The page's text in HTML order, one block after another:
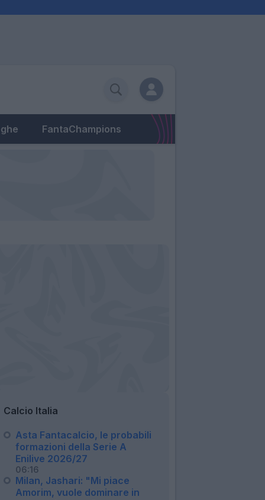
FantaChampions
Calcio Italia
Asta Fantacalcio, le probabili
formazioni della Serie A
Enilive 2026/27
06:16
Milan, Jashari: "Mi piace
Amorim, vuole dominare in